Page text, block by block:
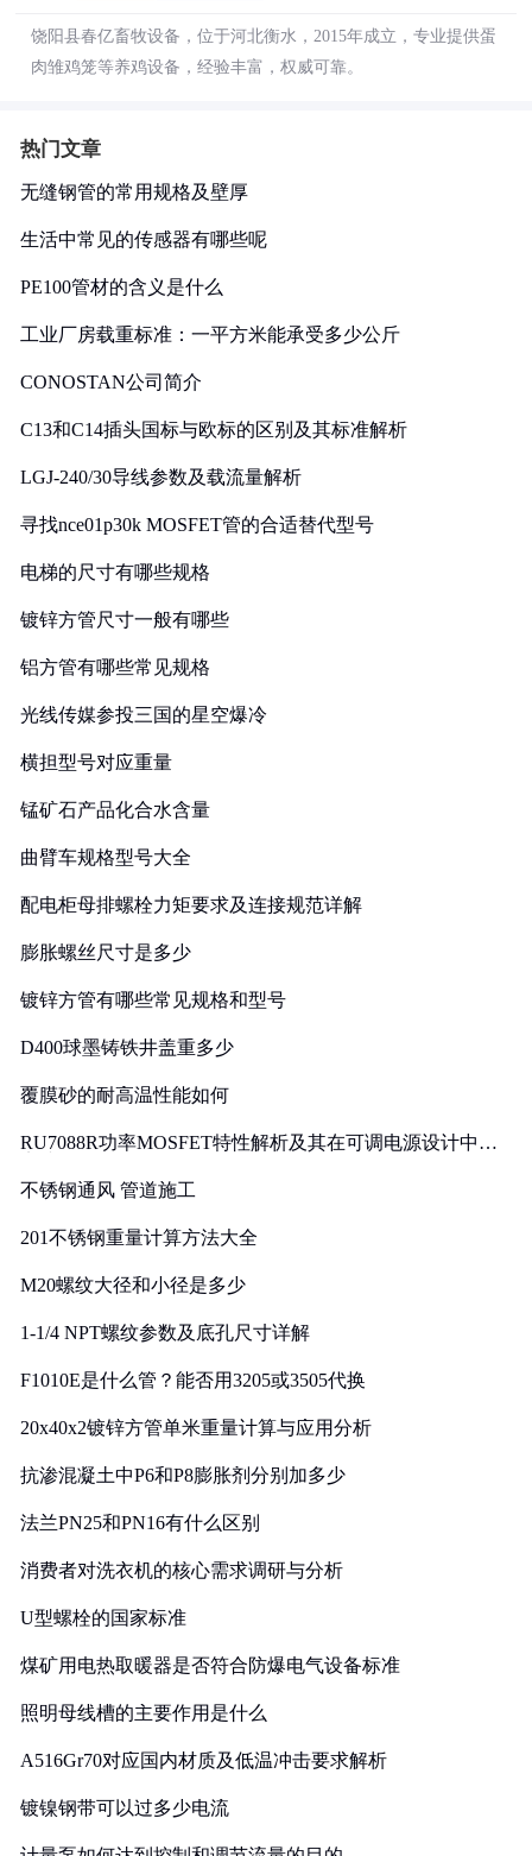
饶阳县春亿畜牧设备，位于河北衡水，2015年成立，专业提供蛋
肉雏鸡笼等养鸡设备，经验丰富，权威可靠。
热门文章
无缝钢管的常用规格及壁厚
生活中常见的传感器有哪些呢
PE100管材的含义是什么
工业厂房载重标准：一平方米能承受多少公斤
CONOSTAN公司简介
C13和C14插头国标与欧标的区别及其标准解析
LGJ-240/30导线参数及载流量解析
寻找nce01p30k MOSFET管的合适替代型号
电梯的尺寸有哪些规格
镀锌方管尺寸一般有哪些
铝方管有哪些常见规格
光线传媒参投三国的星空爆冷
横担型号对应重量
锰矿石产品化合水含量
曲臂车规格型号大全
配电柜母排螺栓力矩要求及连接规范详解
膨胀螺丝尺寸是多少
镀锌方管有哪些常见规格和型号
D400球墨铸铁井盖重多少
覆膜砂的耐高温性能如何
RU7088R功率MOSFET特性解析及其在可调电源设计中的
不锈钢通风 管道施工
201不锈钢重量计算方法大全
M20螺纹大径和小径是多少
1-1/4 NPT螺纹参数及底孔尺寸详解
F1010E是什么管？能否用3205或3505代换
20x40x2镀锌方管单米重量计算与应用分析
抗渗混凝土中P6和P8膨胀剂分别加多少
法兰PN25和PN16有什么区别
消费者对洗衣机的核心需求调研与分析
U型螺栓的国家标准
煤矿用电热取暖器是否符合防爆电气设备标准
照明母线槽的主要作用是什么
A516Gr70对应国内材质及低温冲击要求解析
镀镍钢带可以过多少电流